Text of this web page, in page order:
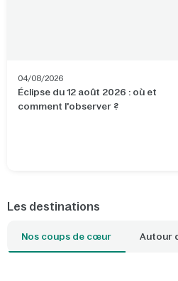
04/08/2026
Éclipse du 12 août 2026 : où et
comment l'observer ?
Les destinations
Nos coups de cœur Autour